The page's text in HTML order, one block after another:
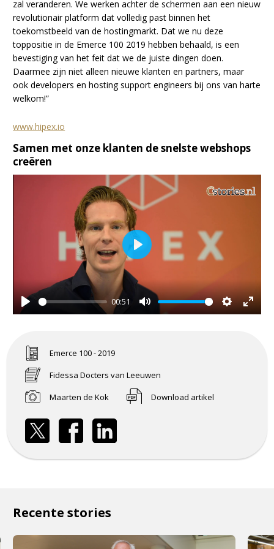
zal veranderen. We werken achter de schermen aan een nieuw
revolutionair platform dat volledig past binnen het
toekomstbeeld van de hostingmarkt. Dat we nu deze
toppositie in de Emerce 100 2019 hebben behaald, is een
bevestiging van het feit dat we de juiste dingen doen.
Daarmee zijn niet alleen nieuwe klanten en partners, maar
ook developers en hosting support engineers bij ons van harte
welkom!”
www.hipex.io
Samen met onze klanten de snelste webshops
creëren
Play
00:51
Mute Settings
Enter
Play
Emerce 100 - 2019
Fidessa Docters van Leeuwen
Maarten de Kok
Download artikel
Recente stories